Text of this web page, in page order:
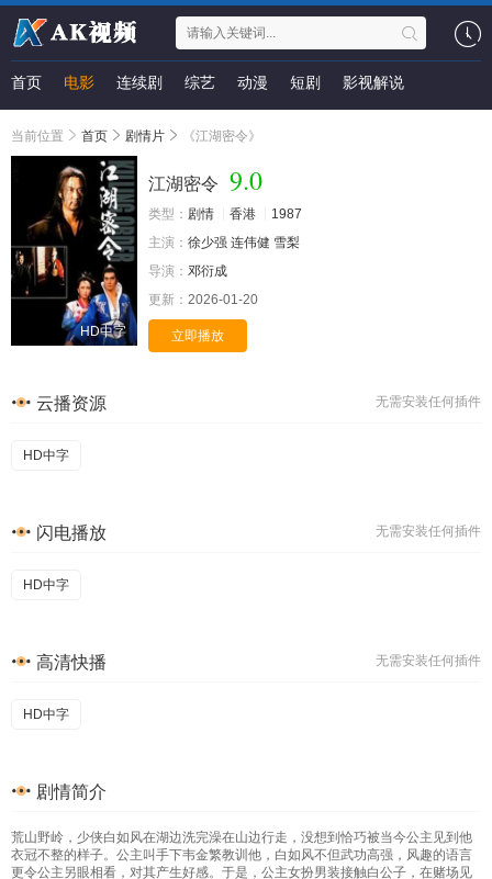
首页 电影 连续剧 综艺 动漫 短剧 影视解说
当前位置 首页 剧情片 《江湖密令》
HD中字
江湖密令 9.0
类型： 剧情 香港
1987
主演： 徐少强 连伟健 雪梨
导演： 邓衍成
更新： 2026-01-20
立即播放
无需安装任何插件
云播资源
HD中字
无需安装任何插件
闪电播放
HD中字
无需安装任何插件
高清快播
HD中字
剧情简介
荒山野岭，少侠白如风在湖边洗完澡在山边行走，没想到恰巧被当今公主见到他
衣冠不整的样子。公主叫手下韦金繁教训他，白如风不但武功高强，风趣的语言
更令公主另眼相看，对其产生好感。于是，公主女扮男装接触白公子，在赌场见